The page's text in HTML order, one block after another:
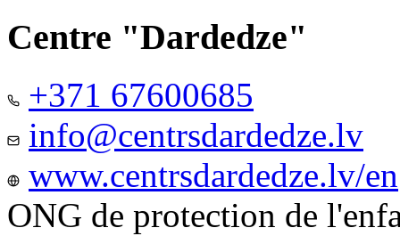
Centre "Dardedze"
+371 67600685
info@centrsdardedze.lv
www.centrsdardedze.lv/en
ONG de protection de